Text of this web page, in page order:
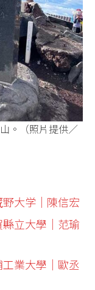
。（照片提供／
野大学│陳信宏
縣立大學│范瑜
工業大學│歐丞